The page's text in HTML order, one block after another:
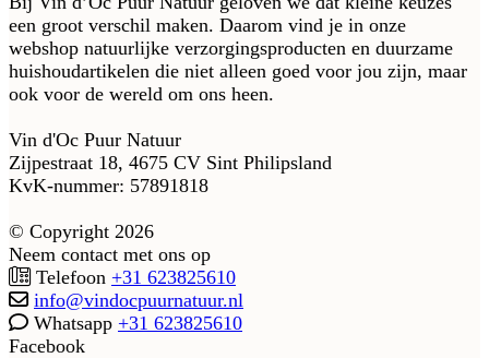
een groot verschil maken. Daarom vind je in onze
webshop natuurlijke verzorgingsproducten en duurzame
huishoudartikelen die niet alleen goed voor jou zijn, maar
ook voor de wereld om ons heen.
Vin d'Oc Puur Natuur
Zijpestraat 18, 4675 CV Sint Philipsland
KvK-nummer: 57891818
© Copyright 2026
Neem contact met ons op
Telefoon +31 623825610
info@vindocpuurnatuur.nl
Whatsapp +31 623825610
Facebook